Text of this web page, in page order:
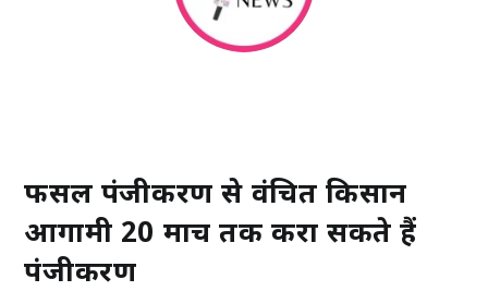
फसल पंजीकरण से वंचित किसान
आगामी 20 मार्च तक करा सकते हैं
पंजीकरण